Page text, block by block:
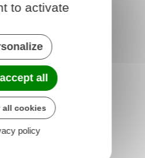
to activate
all
all cookies
policy